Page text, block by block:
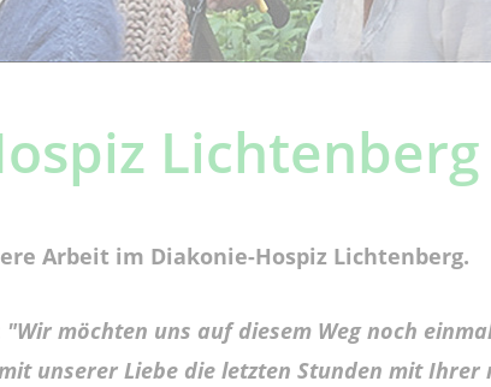
Lichtenberg
Arbeit im Diakonie-Hospiz Lichtenberg.
"Wir möchten uns auf diesem Weg noch
unserer Liebe die letzten Stunden mit Ihrer